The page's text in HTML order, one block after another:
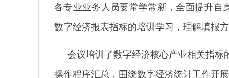
各专业业务人员要常学常新，全面提升自
数字经济报表指标的培训学习，理解填报
会议培训了数字经济核心产业相关指
操作程序汇总，围绕数字经济统计工作开